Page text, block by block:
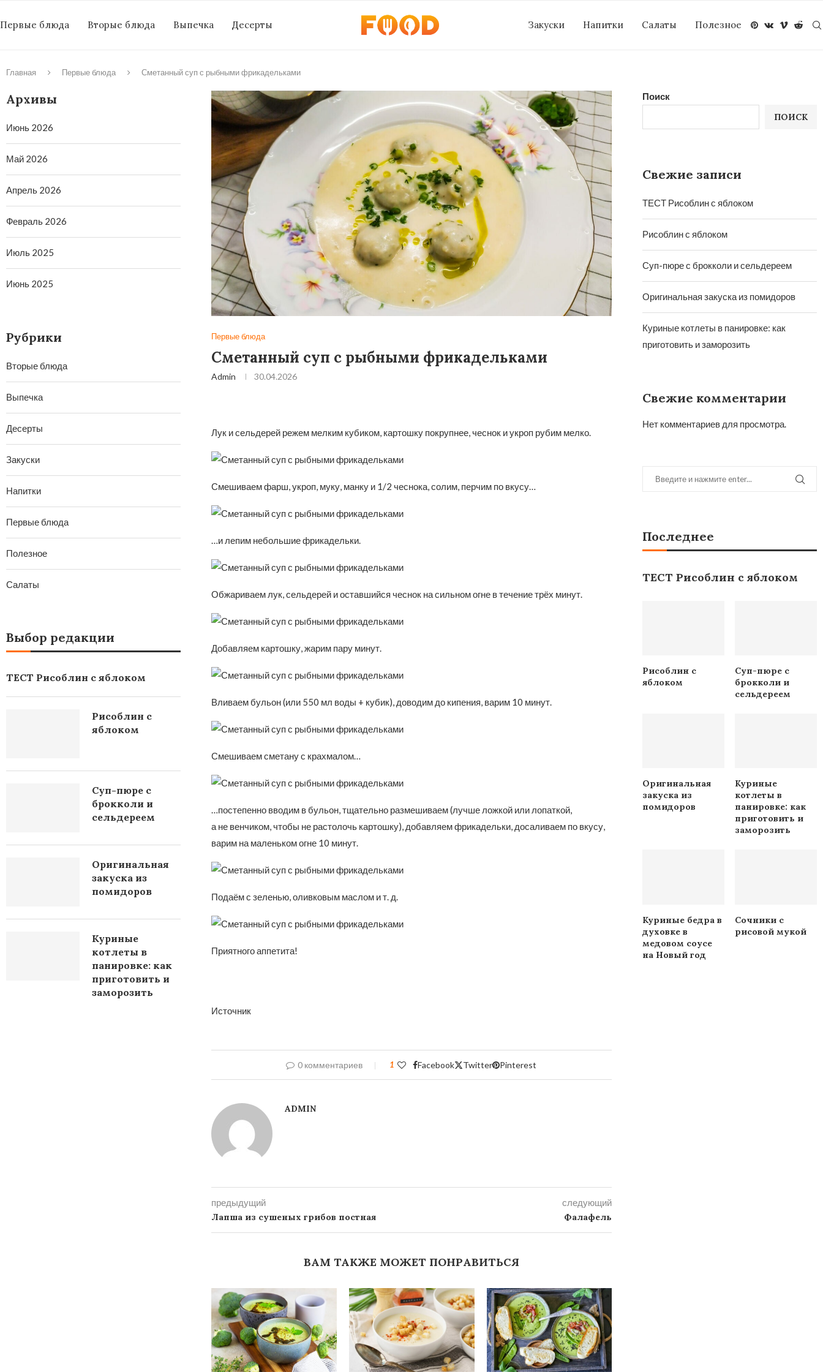
Первые блюда Вторые блюда Выпечка Десерты Закуски Напитки Салаты Полезное
Главная Первые блюда Сметанный суп с рыбными фрикадельками
Первые блюда
Сметанный суп с рыбными фрикадельками
Admin 30.04.2026
Лук и сельдерей режем мелким кубиком, картошку покрупнее, чеснок и укроп рубим мелко.
Смешиваем фарш, укроп, муку, манку и 1/2 чеснока, солим, перчим по вкусу…
…и лепим небольшие фрикадельки.
Обжариваем лук, сельдерей и оставшийся чеснок на сильном огне в течение трёх минут.
Добавляем картошку, жарим пару минут.
Вливаем бульон (или 550 мл воды + кубик), доводим до кипения, варим 10 минут.
Смешиваем сметану с крахмалом…
…постепенно вводим в бульон, тщательно размешиваем (лучше ложкой или лопаткой,
а не венчиком, чтобы не растолочь картошку), добавляем фрикадельки, досаливаем по вкусу,
варим на маленьком огне 10 минут.
Подаём с зеленью, оливковым маслом и т. д.
Приятного аппетита!
Источник
0 комментариев 1 Facebook Twitter Pinterest
ADMIN
предыдущий
Лапша из сушеных грибов постная
следующий
Фалафель
ВАМ ТАКЖЕ МОЖЕТ ПОНРАВИТЬСЯ
Поиск
ПОИСК
Свежие записи
ТЕСТ Рисоблин с яблоком
Рисоблин с яблоком
Суп-пюре с брокколи и сельдереем
Оригинальная закуска из помидоров
Куриные котлеты в панировке: как
приготовить и заморозить
Свежие комментарии
Нет комментариев для просмотра.
Последнее
ТЕСТ Рисоблин с яблоком
Рисоблин с
яблоком
Суп-пюре с
брокколи и
сельдереем
Оригинальная
закуска из
помидоров
Куриные
котлеты в
панировке: как
приготовить и
заморозить
Куриные бедра в
духовке в
медовом соусе
на Новый год
Сочники с
рисовой мукой
Архивы
Июнь 2026
Май 2026
Апрель 2026
Февраль 2026
Июль 2025
Июнь 2025
Рубрики
Вторые блюда
Выпечка
Десерты
Закуски
Напитки
Первые блюда
Полезное
Салаты
Выбор редакции
ТЕСТ Рисоблин с яблоком
Рисоблин с
яблоком
Суп-пюре с
брокколи и
сельдереем
Оригинальная
закуска из
помидоров
Куриные
котлеты в
панировке: как
приготовить и
заморозить